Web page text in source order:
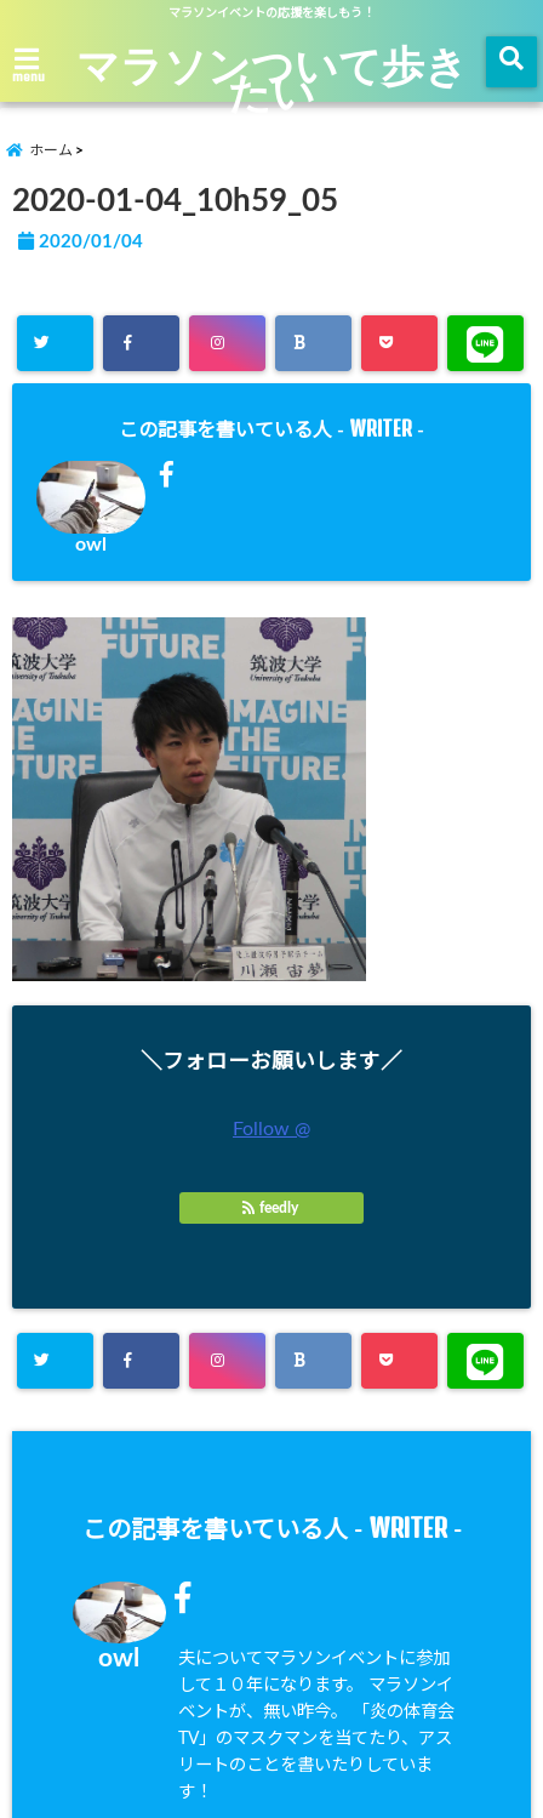
マラソンイベントの応援を楽しもう！
menu マラソンついて歩き
たい
ホーム
2020-01-04_10h59_05
2020/01/04
この記事を書いている人 - WRITER -
owl
＼フォローお願いします／
Follow @
feedly
この記事を書いている人 - WRITER-
owl
夫についてマラソンイベントに参加
して１０年になります。 マラソンイ
ベントが、無い昨今。 「炎の体育会
TV」のマスクマンを当てたり、アス
リートのことを書いたりしていま
す！